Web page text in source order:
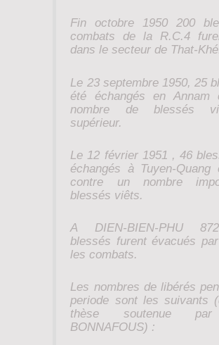
Fin octobre 1950 200
combats de la R.C.4
dans le secteur de That-
Le 23 septembre 1950, 25
été échangés en Annam
nombre de blessés
supérieur.
Le 12 février 1951 , 46
échangés à Tuyen-Quang
contre un nombre
blessés viêts.
A DIEN-BIEN-PHU
blessés furent évacués
les combats.
Les nombres de libérés
periode sont les suivants
thèse soutenue
BONNAFOUS) :